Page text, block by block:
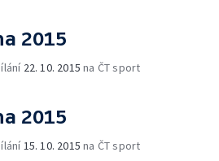
2015
22. 10. 2015 na ČT sport
2015
15. 10. 2015 na ČT sport